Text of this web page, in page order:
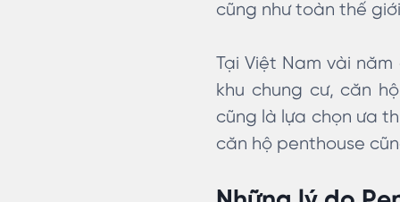
cũng như toàn thế
Tại Việt Nam vài
khu chung cư, căn
cũng là lựa chọn ưa
căn hộ penthouse